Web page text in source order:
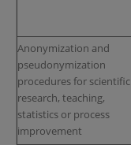
Anonymization and
pseudonymization
procedures for scientific
research, teaching,
statistics or process
improvement